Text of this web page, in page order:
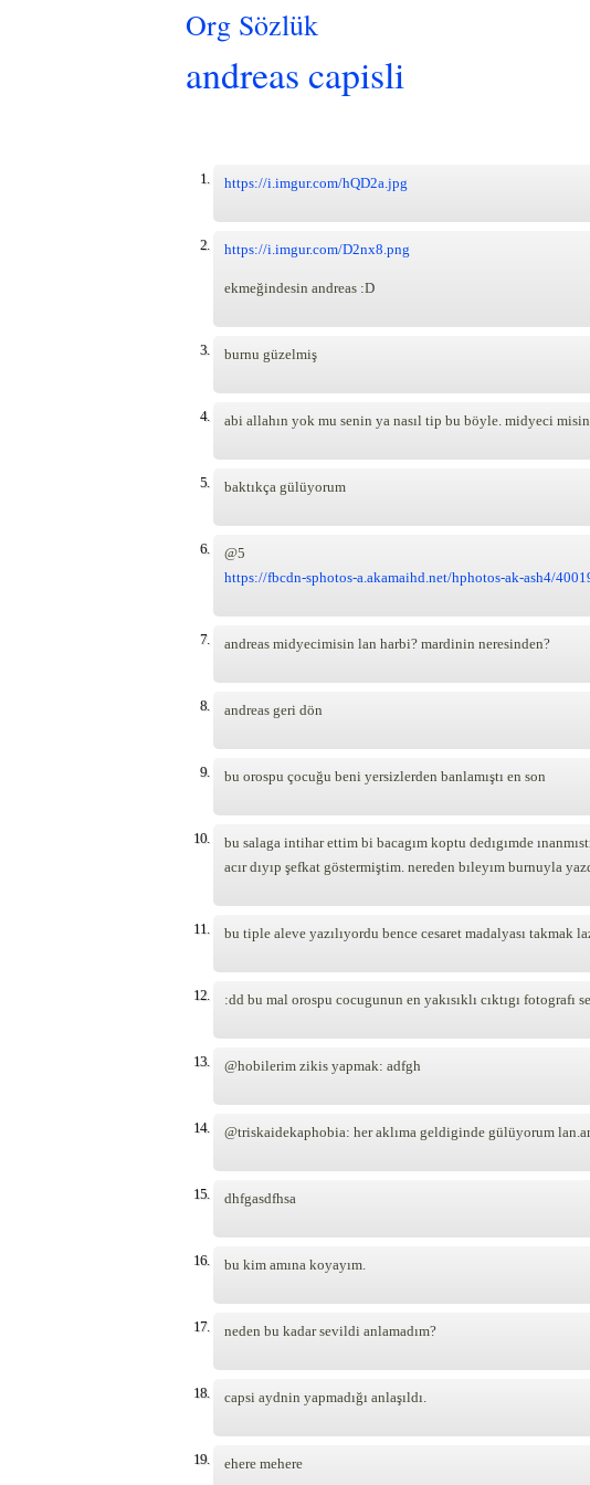
Org Sözlük
andreas capisli
1. https://i.imgur.com/hQD2a.jpg
2. https://i.imgur.com/D2nx8.png
ekmeğindesin andreas :D
3. burnu güzelmiş
4. abi allahın yok mu senin ya nasıl tip bu böyle. midyeci
5. baktıkça gülüyorum
6.
@5
https://fbcdn-sphotos-a.akamaihd.net/hphotos-ak-ash4/
7. andreas midyecimisin lan harbi? mardinin neresinden?
8. andreas geri dön
9. bu orospu çocuğu beni yersizlerden banlamıştı en son
10.
bu salaga intihar ettim bi bacagım koptu dedıgımde
acır dıyıp şefkat göstermiştim. nereden bıleyım burnuyla
11. bu tiple aleve yazılıyordu bence cesaret madalyası takmak
12. :dd bu mal orospu cocugunun en yakısıklı cıktıgı fotografı
13. @hobilerim zikis yapmak: adfgh
14. @triskaidekaphobia: her aklıma geldiginde gülüyorum
15. dhfgasdfhsa
16. bu kim amına koyayım.
17. neden bu kadar sevildi anlamadım?
18. capsi aydnin yapmadığı anlaşıldı.
19. ehere mehere